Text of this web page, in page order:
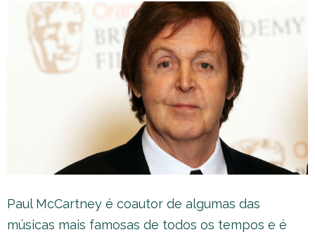
Paul McCartney é coautor de algumas das
músicas mais famosas de todos os tempos e é